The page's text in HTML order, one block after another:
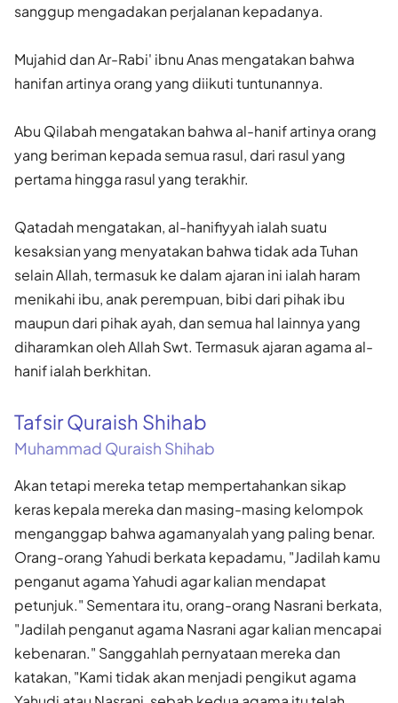
sanggup mengadakan perjalanan kepadanya.
Mujahid dan Ar-Rabi' ibnu Anas mengatakan bahwa
hanifan artinya orang yang diikuti tuntunannya.
Abu Qilabah mengatakan bahwa al-hanif artinya orang
yang beriman kepada semua rasul, dari rasul yang
pertama hingga rasul yang terakhir.
Qatadah mengatakan, al-hanifiyyah ialah suatu
kesaksian yang menyatakan bahwa tidak ada Tuhan
selain Allah, termasuk ke dalam ajaran ini ialah haram
menikahi ibu, anak perempuan, bibi dari pihak ibu
maupun dari pihak ayah, dan semua hal lainnya yang
diharamkan oleh Allah Swt. Termasuk ajaran agama al-
hanif ialah berkhitan.
Tafsir Quraish Shihab
Muhammad Quraish Shihab
Akan tetapi mereka tetap mempertahankan sikap
keras kepala mereka dan masing-masing kelompok
menganggap bahwa agamanyalah yang paling benar.
Orang-orang Yahudi berkata kepadamu, "Jadilah kamu
penganut agama Yahudi agar kalian mendapat
petunjuk." Sementara itu, orang-orang Nasrani berkata,
"Jadilah penganut agama Nasrani agar kalian mencapai
kebenaran." Sanggahlah pernyataan mereka dan
katakan, "Kami tidak akan menjadi pengikut agama